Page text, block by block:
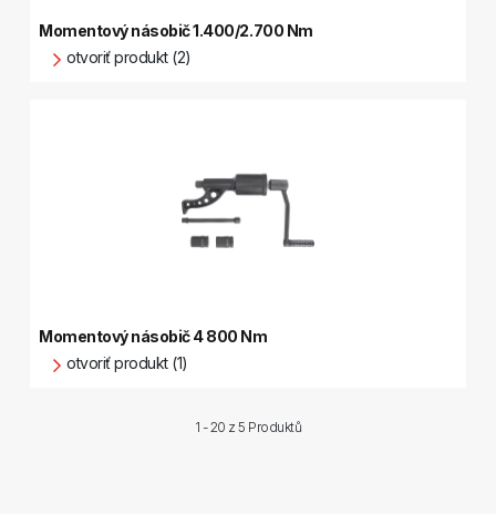
Momentový násobič 1.400/2.700 Nm
otvoriť produkt (2)
Momentový násobič 4 800 Nm
otvoriť produkt (1)
1 - 20 z5 Produktů